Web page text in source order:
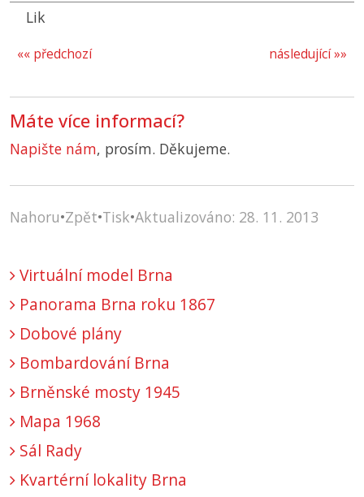
Lik
následující »»
«« předchozí
Máte více informací?
Napište nám, prosím. Děkujeme.
Nahoru•Zpět•Tisk•Aktualizováno: 28. 11. 2013
Virtuální model Brna
Panorama Brna roku 1867
Dobové plány
Bombardování Brna
Brněnské mosty 1945
Mapa 1968
Sál Rady
Kvartérní lokality Brna